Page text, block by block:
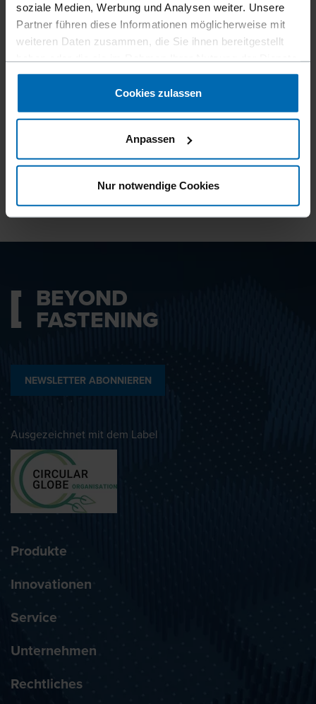
soziale Medien, Werbung und Analysen weiter. Unsere
Partner führen diese Informationen möglicherweise mit
weiteren Daten zusammen, die Sie ihnen bereitgestellt
gesammelt haben.
Cookies zulassen
Anpassen
Nur notwendige Cookies
Datenschutzbestimmungen
BEYOND
FASTENING
NEWSLETTER ABONNIEREN
Ausgezeichnet mit dem Label
Produkte
Innovationen
Service
Unternehmen
Rechtliches